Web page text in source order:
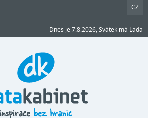
CZ
Dnes je 7.8.2026, Svátek má Lada